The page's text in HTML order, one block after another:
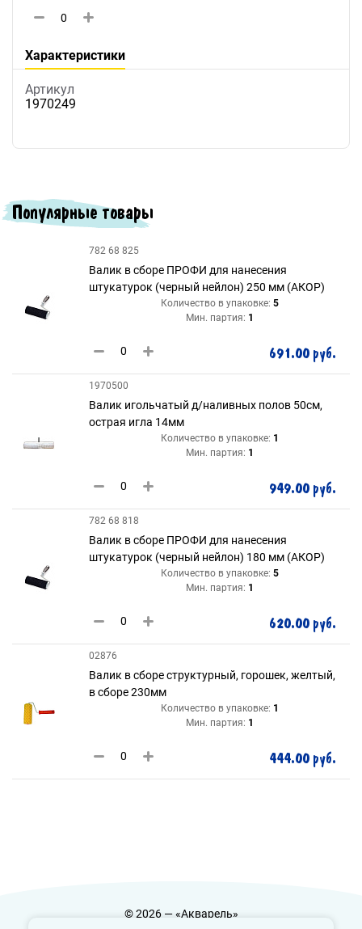
Характеристики
Артикул
1970249
Популярные товары
782 68 825
Валик в сборе ПРОФИ для нанесения
штукатурок (черный нейлон) 250 мм (АКОР)
Количество в упаковке: 5
Мин. партия: 1
691.00 руб.
1970500
Валик игольчатый д/наливных полов 50см,
острая игла 14мм
Количество в упаковке: 1
Мин. партия: 1
949.00 руб.
782 68 818
Валик в сборе ПРОФИ для нанесения
штукатурок (черный нейлон) 180 мм (АКОР)
Количество в упаковке: 5
Мин. партия: 1
620.00 руб.
02876
Валик в сборе структурный, горошек, желтый,
в сборе 230мм
Количество в упаковке: 1
Мин. партия: 1
444.00 руб.
© 2026 — «Акварель»